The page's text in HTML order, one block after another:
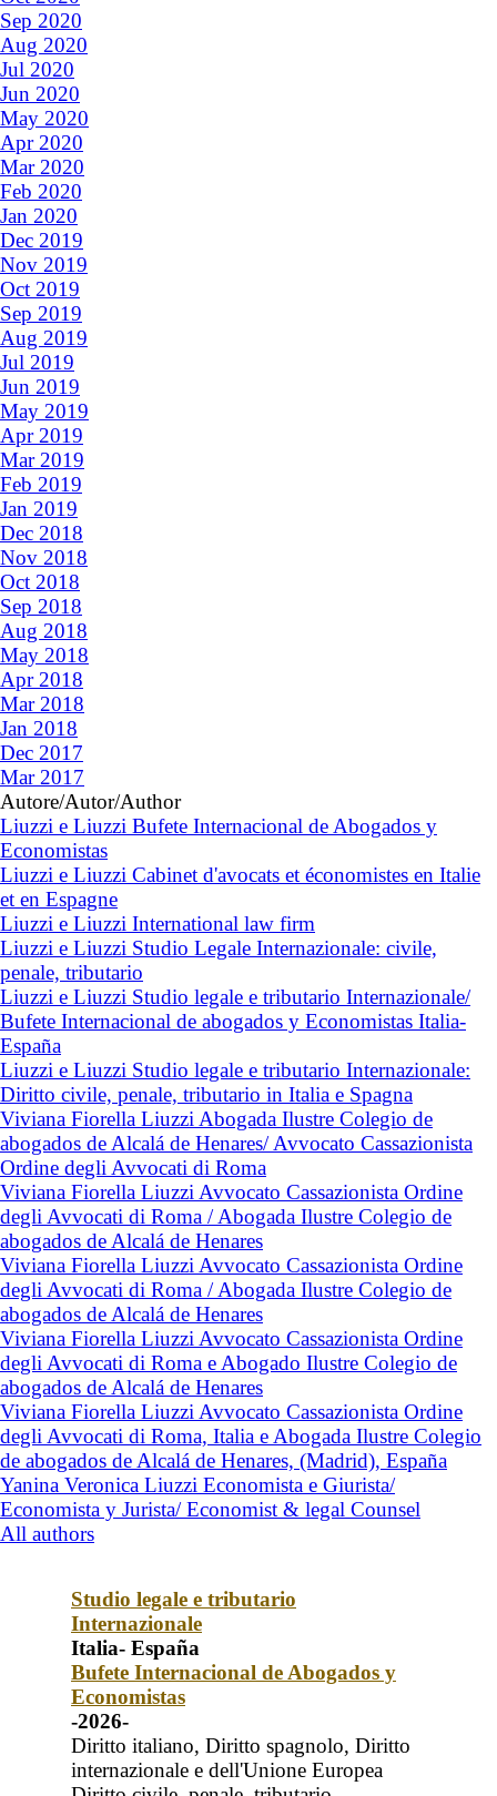
Sep 2020
Aug 2020
Jul 2020
Jun 2020
May 2020
Apr 2020
Mar 2020
Feb 2020
Jan 2020
Dec 2019
Nov 2019
Oct 2019
Sep 2019
Aug 2019
Jul 2019
Jun 2019
May 2019
Apr 2019
Mar 2019
Feb 2019
Jan 2019
Dec 2018
Nov 2018
Oct 2018
Sep 2018
Aug 2018
May 2018
Apr 2018
Mar 2018
Jan 2018
Dec 2017
Mar 2017
Autore/Autor/Author
Liuzzi e Liuzzi Bufete Internacional de Abogados y
Economistas
Liuzzi e Liuzzi Cabinet d'avocats et économistes en Italie
et en Espagne
Liuzzi e Liuzzi International law firm
Liuzzi e Liuzzi Studio Legale Internazionale: civile,
penale, tributario
Liuzzi e Liuzzi Studio legale e tributario Internazionale/
Bufete Internacional de abogados y Economistas Italia-
España
Liuzzi e Liuzzi Studio legale e tributario Internazionale:
Diritto civile, penale, tributario in Italia e Spagna
Viviana Fiorella Liuzzi Abogada Ilustre Colegio de
abogados de Alcalá de Henares/ Avvocato Cassazionista
Ordine degli Avvocati di Roma
Viviana Fiorella Liuzzi Avvocato Cassazionista Ordine
degli Avvocati di Roma / Abogada Ilustre Colegio de
abogados de Alcalá de Henares
Viviana Fiorella Liuzzi Avvocato Cassazionista Ordine
degli Avvocati di Roma / Abogada Ilustre Colegio de
abogados de Alcalá de Henares
Viviana Fiorella Liuzzi Avvocato Cassazionista Ordine
degli Avvocati di Roma e Abogado Ilustre Colegio de
abogados de Alcalá de Henares
Viviana Fiorella Liuzzi Avvocato Cassazionista Ordine
degli Avvocati di Roma, Italia e Abogada Ilustre Colegio
de abogados de Alcalá de Henares, (Madrid), España
Yanina Veronica Liuzzi Economista e Giurista/
Economista y Jurista/ Economist & legal Counsel
All authors
Studio legale e tributario
Internazionale
Italia- España
Bufete Internacional de Abogados y
Economistas
-2026-
Diritto italiano, Diritto spagnolo, Diritto
internazionale e dell'Unione Europea